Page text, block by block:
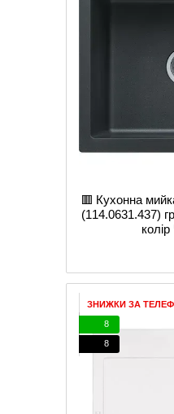
🟥 Кухонна
(114.0631.437)
ЗНИЖКИ ЗА
8
8